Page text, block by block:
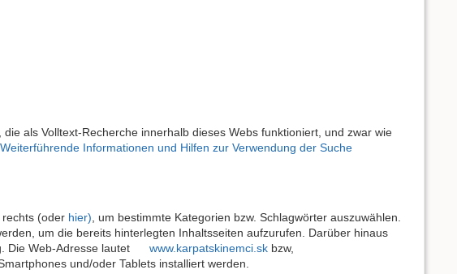
als Volltext-Recherche innerhalb dieses Webs funktioniert, und zwar wie
Weiterführende Informationen und Hilfen zur Verwendung der Suche
(oder hier) , um bestimmte Kategorien bzw. Schlagwörter auszuwählen.
um die bereits hinterlegten Inhaltsseiten aufzurufen. Darüber hinaus
Die Web-Adresse lautet www.karpatskinemci.skbzw,
und/oder Tablets installiert werden.